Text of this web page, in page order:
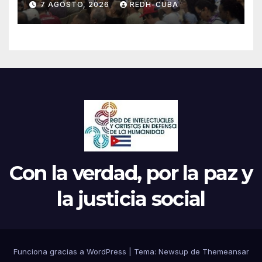
Continental de ALBA
Movimientos en Cuba
7 AGOSTO, 2026 REDH-CUBA
Con la verdad, por la paz y
la justicia social
Funciona gracias a WordPress Tema: Newsup de Themeansar